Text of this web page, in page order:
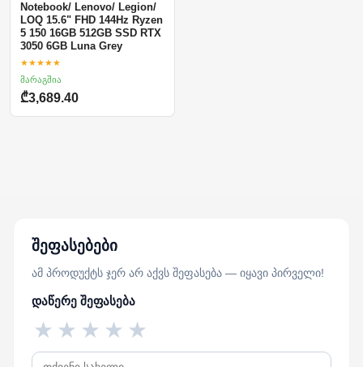
Notebook/ Lenovo/ Legion/
LOQ 15.6" FHD 144Hz Ryzen
5 150 16GB 512GB SSD RTX
3050 6GB Luna Grey
★★★★★
მარაგშია
₾3,689.40
შეფასებები
ამ პროდუქტს ჯერ არ აქვს შეფასება — იყავი პირველი!
დაწერე შეფასება
★
★
★
★
★